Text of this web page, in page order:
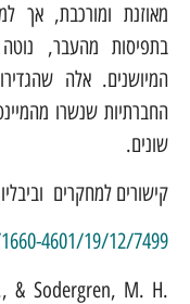
מאוזנת ומורכבת, אך
בתפיסות מהעבר,
המיושנים. אלה
החברתיות שנשרו
שונים.
קישורים למחקרים
4601/19/12/7499
& Sodergren, M. H.